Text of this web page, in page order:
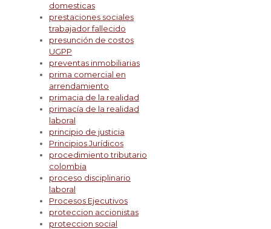
domesticas
prestaciones sociales
trabajador fallecido
presunción de costos
UGPP
preventas inmobiliarias
prima comercial en
arrendamiento
primacia de la realidad
primacía de la realidad
laboral
principio de justicia
Principios Jurídicos
procedimiento tributario
colombia
proceso disciplinario
laboral
Procesos Ejecutivos
proteccion accionistas
proteccion social